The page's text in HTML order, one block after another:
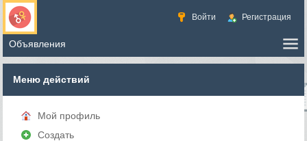
Войти Регистрация
Меню действий
Мой профиль
Создать